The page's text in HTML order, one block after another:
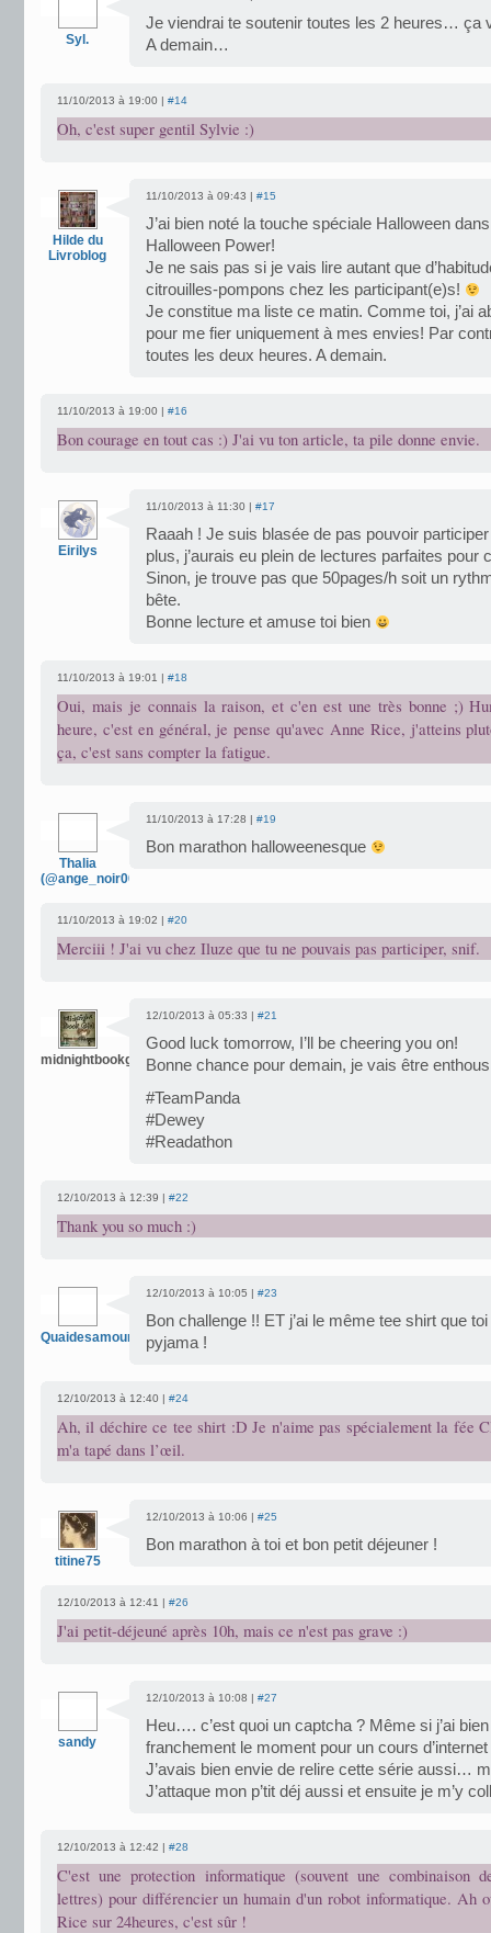
Syl.
Je viendrai te soutenir toutes les 2 heures… ça
A demain…
11/10/2013 à 19:00 | #14
Oh, c'est super gentil Sylvie :)
Hilde du
Livroblog
11/10/2013 à 09:43 | #15
J’ai bien noté la touche spéciale Halloween
Halloween Power!
Je ne sais pas si je vais lire autant que
citrouilles-pompons chez les participant(e)s!
Je constitue ma liste ce matin. Comme toi, j’ai
pour me fier uniquement à mes envies! Par
toutes les deux heures. A demain.
11/10/2013 à 19:00 | #16
Bon courage en tout cas :) J'ai vu ton article, ta pile donne envie.
Eirilys
11/10/2013 à 11:30 | #17
Raaah ! Je suis blasée de pas pouvoir
plus, j’aurais eu plein de lectures parfaites pour
Sinon, je trouve pas que 50pages/h soit un
bête.
Bonne lecture et amuse toi bien
11/10/2013 à 19:01 | #18
Oui, mais je connais la raison, et c'en est une très bonne ;)
heure, c'est en général, je pense qu'avec Anne Rice, j'atteins
ça, c'est sans compter la fatigue.
Thalia
(@ange_noir007)
11/10/2013 à 17:28 | #19
Bon marathon halloweenesque
11/10/2013 à 19:02 | #20
Merciii ! J'ai vu chez Iluze que tu ne pouvais pas participer, snif.
midnightbookgirl
12/10/2013 à 05:33 | #21
Good luck tomorrow, I’ll be cheering you on!
Bonne chance pour demain, je vais être
#TeamPanda
#Dewey
#Readathon
12/10/2013 à 12:39 | #22
Thank you so much :)
Quaidesamoureux
12/10/2013 à 10:05 | #23
Bon challenge !! ET j’ai le même tee shirt que
pyjama !
12/10/2013 à 12:40 | #24
Ah, il déchire ce tee shirt :D Je n'aime pas spécialement la fée
m'a tapé dans l’œil.
titine75
12/10/2013 à 10:06 | #25
Bon marathon à toi et bon petit déjeuner !
12/10/2013 à 12:41 | #26
J'ai petit-déjeuné après 10h, mais ce n'est pas grave :)
sandy
12/10/2013 à 10:08 | #27
Heu…. c’est quoi un captcha ? Même si j’ai
franchement le moment pour un cours
J’avais bien envie de relire cette série aussi…
J’attaque mon p’tit déj aussi et ensuite je m’y
12/10/2013 à 12:42 | #28
C'est une protection informatique (souvent une combinaison
lettres) pour différencier un humain d'un robot informatique. Ah
Rice sur 24heures, c'est sûr !